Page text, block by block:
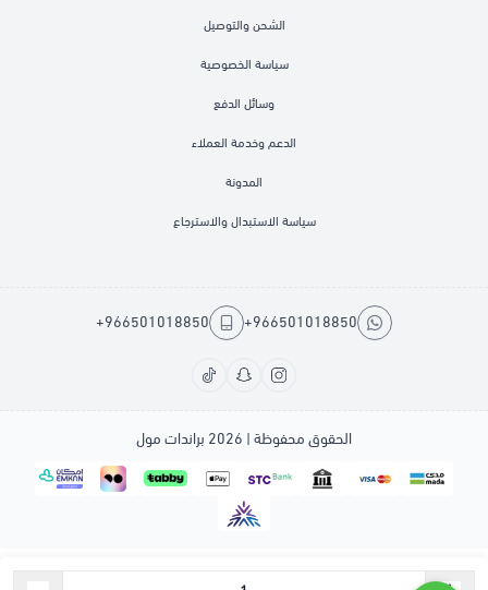
الشحن والتوصيل
سياسة الخصوصية
وسائل الدفع
الدعم وخدمة العملاء
المدونة
سياسة الاستبدال والاسترجاع
+966501018850
+966501018850
الحقوق محفوظة | 2026 براندات مول